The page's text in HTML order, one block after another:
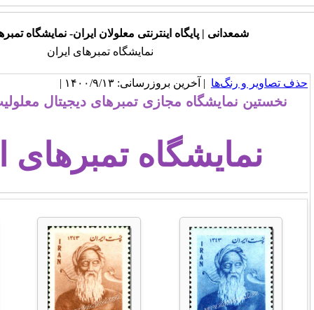
اینترنتی معلولان ایران- نمایشگاه تمبرهای مجازی
۱۴۰۰/۹/۱۳ |
تمبرهای دیجیتال معلولیت در شمعدانی
تمبرهای ایران